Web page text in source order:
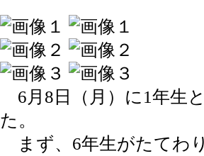
6月8日（月）に1年生
た。
まず、6年生がたてわ